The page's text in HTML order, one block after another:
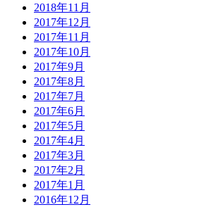
2018年11月
2017年12月
2017年11月
2017年10月
2017年9月
2017年8月
2017年7月
2017年6月
2017年5月
2017年4月
2017年3月
2017年2月
2017年1月
2016年12月